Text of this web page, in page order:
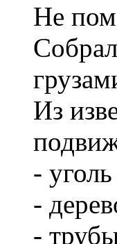
Не
Из
- уголь
-
-